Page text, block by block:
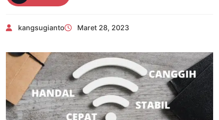
Paket
Bulanan,
10
Juta
kangsugianto Maret 28, 2023